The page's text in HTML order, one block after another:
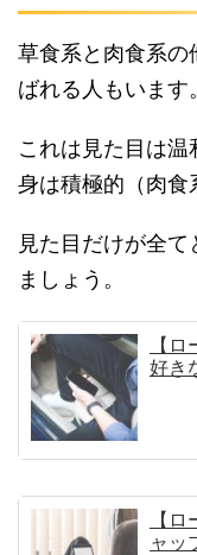
草食系と肉食系の
ばれる人もいます。
これは見た目は
身は積極的（肉食
見た目だけが全
ましょう。
【
好き
【
ャッ